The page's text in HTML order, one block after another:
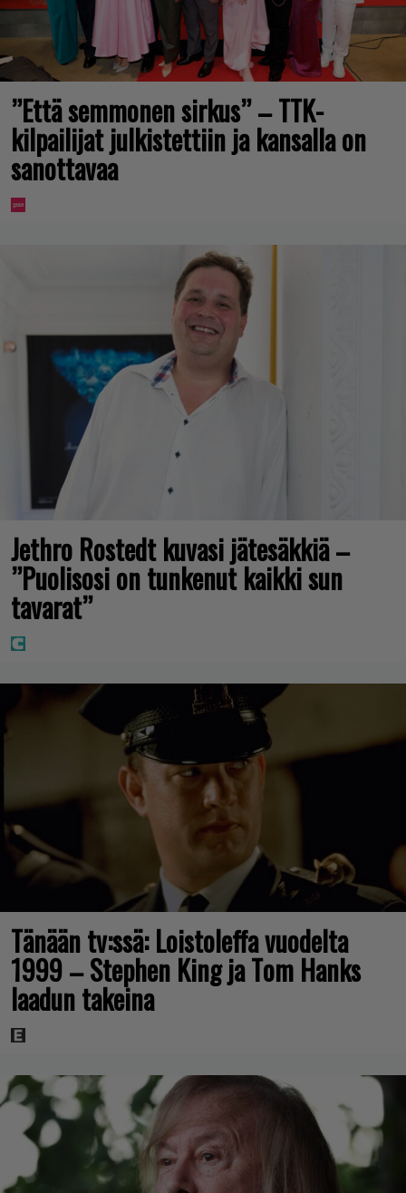
”Että semmonen sirkus” – TTK-
kilpailijat julkistettiin ja kansalla on
sanottavaa
Jethro Rostedt kuvasi jätesäkkiä –
”Puolisosi on tunkenut kaikki sun
tavarat”
Tänään tv:ssä: Loistoleffa vuodelta
1999 – Stephen King ja Tom Hanks
laadun takeina